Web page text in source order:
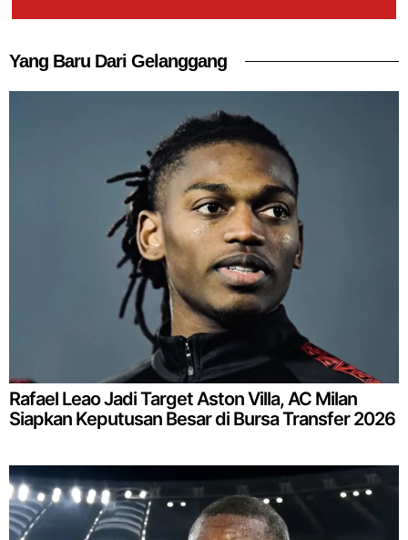
Yang Baru Dari Gelanggang
Rafael Leao Jadi Target Aston Villa, AC Milan
Siapkan Keputusan Besar di Bursa Transfer 2026